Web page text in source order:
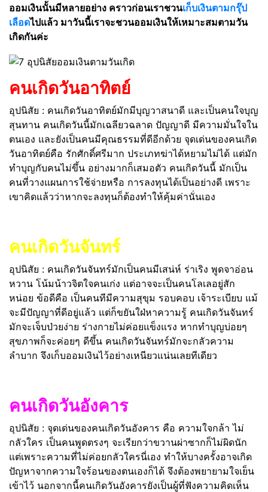
ออมเงินนั้นมีหลายอย่าง คราวก่อนเราชวนเก็บเงินตามกรุ๊ป
เลือดไปแล้ว มาวันนี้เราจะชวนออมเงินให้เหมาะสมตามวัน
เกิดกันค่ะ
คนเกิดวันอาทิตย์
อุปนิสัย : คนเกิดวันอาทิตย์มักมีบุญวาสนาดี และเป็นคนใจบุญ
สุนทาน คนเกิดวันนี้มักเฉลียวฉลาด ปัญญาดี มีความมั่นใจใน
ตนเอง และยังเป็นคนมีคุณธรรมที่ดีอีกด้วย จุดเด่นของคนเกิด
วันอาทิตย์คือ รักศักดิ์ศรีมาก ประเภทฆ่าได้หยามไม่ได้ แต่มัก
ทำบุญกับคนไม่ขึ้น อย่างมากก็เสมอตัว คนเกิดวันนี้ มักเป็น
คนที่วางแผนการใช้จ่ายหรือ การลงทุนได้เป็นอย่างดี เพราะ
เขาคิดแล้วว่าหากจะลงทุนก็ต้องทำให้คุ้มค่านั่นเอง
คนเกิดวันจันทร์
อุปนิสัย : คนเกิดวันจันทร์มักเป็นคนมีเสน่ห์ ร่าเริง พูดจาอ่อน
หวาน โน้มน้าวจิตใจคนเก่ง แต่อาจจะเป็นคนโลเลอยู่สัก
หน่อย ข้อดีคือ เป็นคนทีมีความสุขุม รอบคอบ เจ้าระเบียบ แม้
จะมีปัญญาที่ดีอยู่แล้ว แต่ก็ขยันใฝ่หาความรู้ คนเกิดวันจันทร์
มักจะเจ็บป่วยง่าย ร่างกายไม่ค่อยแข็งแรง หากทำบุญบ่อยๆ
สุขภาพก็จะค่อยๆ ดีขึ้น คนเกิดวันจันทร์มักจะกลัวความ
ลำบาก จึงเก็บออมเงินไว้อย่างเหนียวแน่นเลยทีเดียว
คนเกิดวันอังคาร
อุปนิสัย : จุดเด่นของคนเกิดวันอังคาร คือ ความใจกล้า ไม่
กลัวใคร เป็นคนพูดตรงๆ จะเรียกว่าขวานผ่าซากก็ไม่ผิดนัก
แต่เพราะความที่ไม่ค่อยกลัวใครนี่เอง ทำให้บางครั้งอาจเกิด
ปัญหาจากความใจร้อนของตนเองก็ได้ จึงต้องพยายามใจเย็น
เข้าไว้ นอกจากนี้คนเกิดวันอังคารยังเป็นผู้ที่ฟังความคิดเห็น